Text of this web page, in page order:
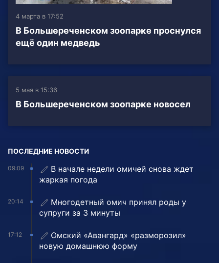
4 марта в 17:52
В Большереченском зоопарке проснулся
ещё один медведь
5 мая в 15:36
В Большереченском зоопарке новосел
ПОСЛЕДНИЕ НОВОСТИ
09:09
В начале недели омичей снова ждет
жаркая погода
20:14
Многодетный омич принял роды у
супруги за 3 минуты
17:12
Омский «Авангард» «разморозил»
новую домашнюю форму